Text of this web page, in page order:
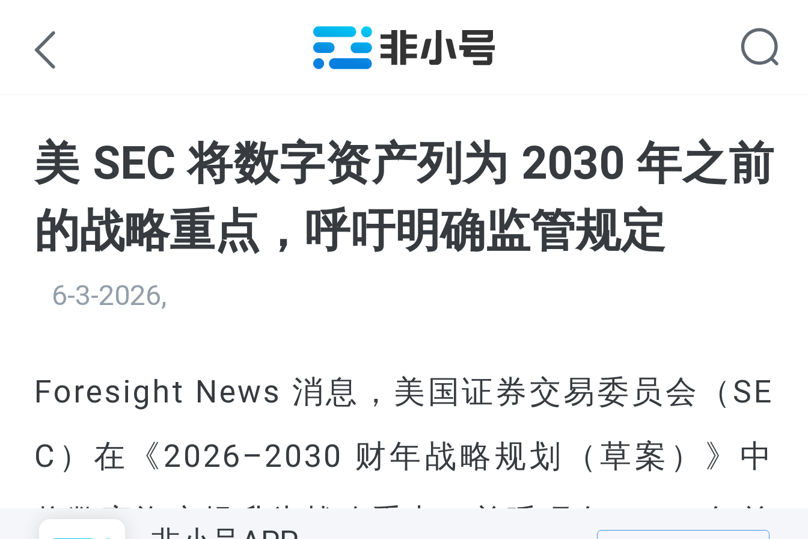
美 SEC 将数字资产列为 2030 年之前
的战略重点，呼吁明确监管规定
6-3-2026,
Foresight News 消息，美国证券交易委员会（SE
C）在《2026–2030 财年战略规划（草案）》中
将数字资产提升为战略重点，并呼吁在 2030 年前